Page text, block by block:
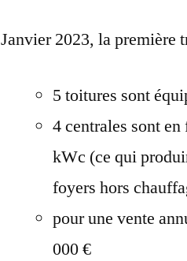
Janvier 2023, la première
5 toitures sont
4 centrales sont
kWc (ce qui
foyers hors
pour une vente
000 €